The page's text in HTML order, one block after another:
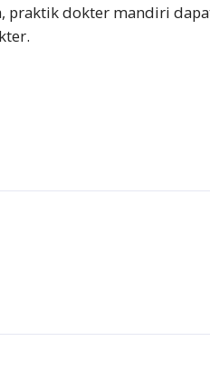
praktik dokter mandiri